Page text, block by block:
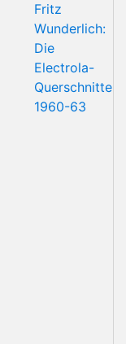
Fritz
Wunderlich:
Die
Electrola-
Querschnitte
1960-63